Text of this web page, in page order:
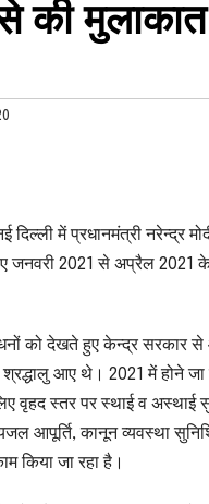
की मुलाकात
दिल्ली में प्रधानमंत्री नरेन्द्र
जनवरी 2021 से अप्रैल
को देखते हुए केन्द्र सरकार से
आए थे। 2021 में होने
स्तर पर स्थाई व अस्थाई
आपूर्ति, कानून व्यवस्था
किया जा रहा है।